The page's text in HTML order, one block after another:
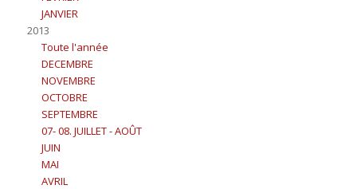
JANVIER
2013
Toute l'année
DECEMBRE
NOVEMBRE
OCTOBRE
SEPTEMBRE
07- 08. JUILLET - AOÛT
JUIN
MAI
AVRIL